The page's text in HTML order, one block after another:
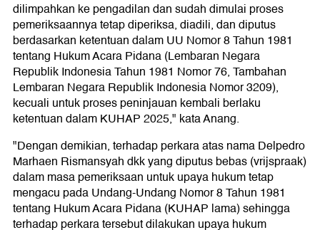
dilimpahkan ke pengadilan dan sudah dimulai proses
pemeriksaannya tetap diperiksa, diadili, dan diputus
berdasarkan ketentuan dalam UU Nomor 8 Tahun 1981
tentang Hukum Acara Pidana (Lembaran Negara
Republik Indonesia Tahun 1981 Nomor 76, Tambahan
Lembaran Negara Republik Indonesia Nomor 3209),
kecuali untuk proses peninjauan kembali berlaku
ketentuan dalam KUHAP 2025," kata Anang.
"Dengan demikian, terhadap perkara atas nama Delpedro
Marhaen Rismansyah dkk yang diputus bebas (vrijspraak)
dalam masa pemeriksaan untuk upaya hukum tetap
mengacu pada Undang-Undang Nomor 8 Tahun 1981
tentang Hukum Acara Pidana (KUHAP lama) sehingga
terhadap perkara tersebut dilakukan upaya hukum